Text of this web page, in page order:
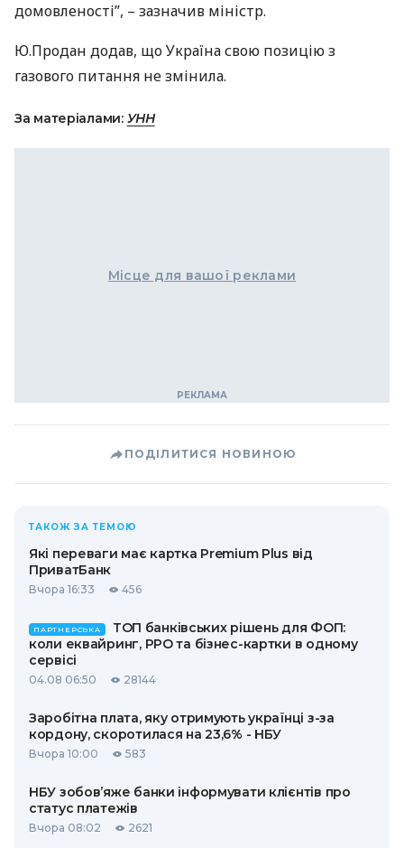
домовленості”, – зазначив міністр.
Ю.Продан додав, що Україна свою позицію з
газового питання не змінила.
За матеріалами: УНН
Місце для вашої реклами
ПОДІЛИТИСЯ НОВИНОЮ
ТАКОЖ ЗА ТЕМОЮ
Які переваги має картка Premium Plus від
ПриватБанк
Вчора 16:33 456
ПАРТНЕРСЬКА
ТОП банківських рішень для ФОП:
коли еквайринг, РРО та бізнес-картки в одному
сервісі
04.08 06:50 28144
Заробітна плата, яку отримують українці з-за
кордону, скоротилася на 23,6% - НБУ
Вчора 10:00 583
НБУ зобов’яже банки інформувати клієнтів про
статус платежів
Вчора 08:02 2621